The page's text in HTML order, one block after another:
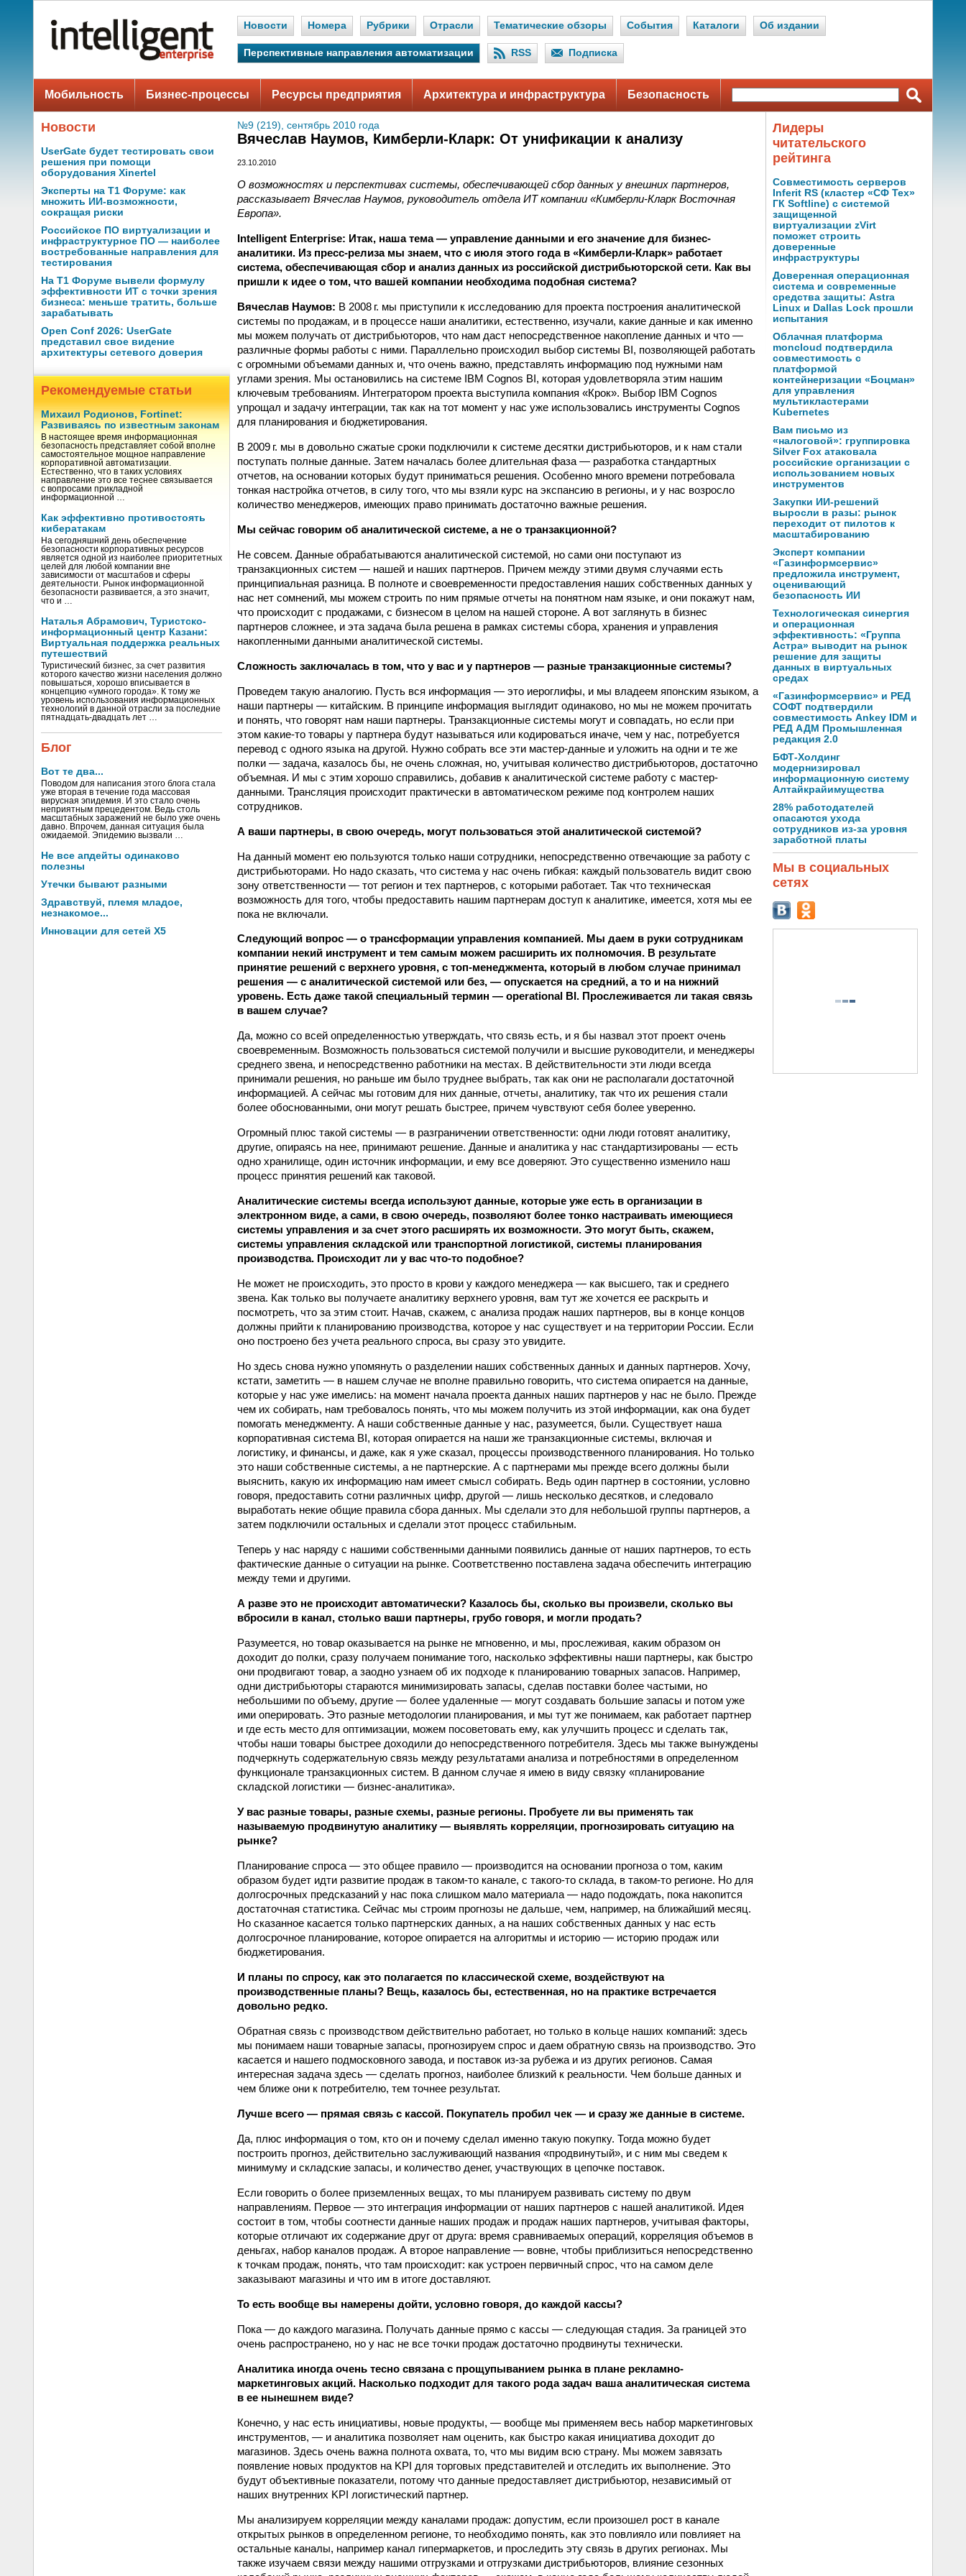
Новости Номера Рубрики Отрасли Тематические обзоры События Каталоги Об издании
Перспективные направления автоматизации RSS Подписка
Мобильность Бизнес-процессы Ресурсы предприятия Архитектура и инфраструктура Безопасность
Новости
UserGate будет тестировать свои
решения при помощи
оборудования Xinertel
Эксперты на Т1 Форуме: как
множить ИИ-возможности,
сокращая риски
Российское ПО виртуализации и
инфраструктурное ПО — наиболее
востребованные направления для
тестирования
На Т1 Форуме вывели формулу
эффективности ИТ с точки зрения
бизнеса: меньше тратить, больше
зарабатывать
Open Conf 2026: UserGate
представил свое видение
архитектуры сетевого доверия
Рекомендуемые статьи
Михаил Родионов, Fortinet:
Развиваясь по известным законам
В настоящее время информационная
безопасность представляет собой вполне
самостоятельное мощное направление
корпоративной автоматизации.
Естественно, что в таких условиях
направление это все теснее связывается
с вопросами прикладной
информационной …
Как эффективно противостоять
кибератакам
На сегодняшний день обеспечение
безопасности корпоративных ресурсов
является одной из наиболее приоритетных
целей для любой компании вне
зависимости от масштабов и сферы
деятельности. Рынок информационной
безопасности развивается, а это значит,
что и …
Наталья Абрамович, Туристско-
информационный центр Казани:
Виртуальная поддержка реальных
путешествий
Туристический бизнес, за счет развития
которого качество жизни населения должно
повышаться, хорошо вписывается в
концепцию «умного города». К тому же
уровень использования информационных
технологий в данной отрасли за последние
пятнадцать-двадцать лет …
Блог
Вот те два...
Поводом для написания этого блога стала
уже вторая в течение года массовая
вирусная эпидемия. И это стало очень
неприятным прецедентом. Ведь столь
масштабных заражений не было уже очень
давно. Впрочем, данная ситуация была
ожидаемой. Эпидемию вызвали …
Не все апдейты одинаково
полезны
Утечки бывают разными
Здравствуй, племя младое,
незнакомое...
Инновации для сетей X5
№9 (219), сентябрь 2010 года
Вячеслав Наумов, Кимберли‑Кларк: От унификации к анализу
23.10.2010
О возможностях и перспективах системы, обеспечивающей сбор данных у внешних партнеров,
рассказывает Вячеслав Наумов, руководитель отдела ИТ компании «Кимберли‑Кларк Восточная
Европа».
Intelligent Enterprise: Итак, наша тема — управление данными и его значение для бизнес-
аналитики. Из пресс-релиза мы знаем, что с июля этого года в «Кимберли-Кларк» работает
система, обеспечивающая сбор и анализ данных из российской дистрибьюторской сети. Как вы
пришли к идее о том, что вашей компании необходима подобная система?
Вячеслав Наумов: В 2008 г. мы приступили к исследованию для проекта построения аналитической
системы по продажам, и в процессе наши аналитики, естественно, изучали, какие данные и как именно
мы можем получать от дистрибьюторов, что нам даст непосредственное накопление данных и что —
различные формы работы с ними. Параллельно происходил выбор системы BI, позволяющей работать
с огромными объемами данных и, что очень важно, представлять информацию под нужными нам
углами зрения. Мы остановились на системе IBM Cognos BI, которая удовлетворяла этим нашим
ключевым требованиям. Интегратором проекта выступила компания «Крок». Выбор IBM Cognos
упрощал и задачу интеграции, так как на тот момент у нас уже использовались инструменты Cognos
для планирования и бюджетирования.
В 2009 г. мы в довольно сжатые сроки подключили к системе десятки дистрибьюторов, и к нам стали
поступать полные данные. Затем началась более длительная фаза — разработка стандартных
отчетов, на основании которых будут приниматься решения. Особенно много времени потребовала
тонкая настройка отчетов, в силу того, что мы взяли курс на экспансию в регионы, и у нас возросло
количество менеджеров, имеющих право принимать достаточно важные решения.
Мы сейчас говорим об аналитической системе, а не о транзакционной?
Не совсем. Данные обрабатываются аналитической системой, но сами они поступают из
транзакционных систем — нашей и наших партнеров. Причем между этими двумя случаями есть
принципиальная разница. В полноте и своевременности предоставления наших собственных данных у
нас нет сомнений, мы можем строить по ним прямые отчеты на понятном нам языке, и они покажут нам,
что происходит с продажами, с бизнесом в целом на нашей стороне. А вот заглянуть в бизнес
партнеров сложнее, и эта задача была решена в рамках системы сбора, хранения и управления
накопленными данными аналитической системы.
Сложность заключалась в том, что у вас и у партнеров — разные транзакционные системы?
Проведем такую аналогию. Пусть вся информация — это иероглифы, и мы владеем японским языком, а
наши партнеры — китайским. В принципе информация выглядит одинаково, но мы не можем прочитать
и понять, что говорят нам наши партнеры. Транзакционные системы могут и совпадать, но если при
этом какие‑то товары у партнера будут называться или кодироваться иначе, чем у нас, потребуется
перевод с одного языка на другой. Нужно собрать все эти мастер-данные и уложить на одни и те же
полки — задача, казалось бы, не очень сложная, но, учитывая количество дистрибьюторов, достаточно
объемная. И мы с этим хорошо справились, добавив к аналитической системе работу с мастер-
данными. Трансляция происходит практически в автоматическом режиме под контролем наших
сотрудников.
А ваши партнеры, в свою очередь, могут пользоваться этой аналитической системой?
На данный момент ею пользуются только наши сотрудники, непосредственно отвечающие за работу с
дистрибьюторами. Но надо сказать, что система у нас очень гибкая: каждый пользователь видит свою
зону ответственности — тот регион и тех партнеров, с которыми работает. Так что техниче­ская
возможность для того, чтобы предоставить нашим партнерам доступ к аналитике, имеется, хотя мы ее
пока не включали.
Следующий вопрос — о трансформации управления компанией. Мы даем в руки сотрудникам
компании некий инструмент и тем самым можем расширить их полномочия. В результате
принятие решений с верхнего уровня, с топ-менеджмента, который в любом случае принимал
решения — с аналитической системой или без, — опускается на средний, а то и на нижний
уровень. Есть даже такой специальный термин — operational BI. Прослеживается ли такая связь
в вашем случае?
Да, можно со всей определенностью утверждать, что связь есть, и я бы назвал этот проект очень
своевременным. Возможность пользоваться системой получили и высшие руководители, и менеджеры
среднего звена, и непосредственно работники на местах. В действительности эти люди всегда
принимали решения, но раньше им было труднее выбрать, так как они не располагали достаточной
информацией. А сейчас мы готовим для них данные, отчеты, аналитику, так что их решения стали
более обоснованными, они могут решать быстрее, причем чувствуют себя более уверенно.
Огромный плюс такой системы — в разграничении ответственности: одни люди готовят аналитику,
другие, опираясь на нее, принимают решение. Данные и аналитика у нас стандартизированы — есть
одно хранилище, один источник информации, и ему все доверяют. Это существенно изменило наш
процесс принятия решений как таковой.
Аналитические системы всегда используют данные, которые уже есть в организации в
электронном виде, а сами, в свою очередь, позволяют более тонко настраивать имеющиеся
системы управления и за счет этого расширять их возможности. Это могут быть, скажем,
системы управления складской или транспортной логистикой, системы планирования
производства. Происходит ли у вас что‑то подобное?
Не может не происходить, это просто в крови у каждого менеджера — как высшего, так и среднего
звена. Как только вы получаете аналитику верхнего уровня, вам тут же хочется ее раскрыть и
посмотреть, что за этим стоит. Начав, скажем, с анализа продаж наших партнеров, вы в конце концов
должны прийти к планированию производства, которое у нас существует и на территории России. Если
оно построено без учета реального спроса, вы сразу это увидите.
Но здесь снова нужно упомянуть о разделении наших собственных данных и данных партнеров. Хочу,
кстати, заметить — в нашем случае не вполне правильно говорить, что система опирается на данные,
которые у нас уже имелись: на момент начала проекта данных наших партнеров у нас не было. Прежде
чем их собирать, нам требовалось понять, что мы можем получить из этой информации, как она будет
помогать менеджменту. А наши собственные данные у нас, разумеется, были. Существует наша
корпоративная система BI, которая опирается на наши же транзакционные системы, включая и
логистику, и финансы, и даже, как я уже сказал, процессы производственного планирования. Но только
это наши собственные системы, а не партнерские. А с партнерами мы прежде всего должны были
выяснить, какую их информацию нам имеет смысл собирать. Ведь один партнер в состоянии, условно
говоря, предоставить сотни различных цифр, другой — лишь несколько десятков, и следовало
выработать некие общие правила сбора данных. Мы сделали это для небольшой группы партнеров, а
затем подключили остальных и сделали этот процесс стабильным.
Теперь у нас наряду с нашими собственными данными появились данные от наших партнеров, то есть
фактические данные о ситуации на рынке. Соответственно поставлена задача обеспечить интеграцию
между теми и другими.
А разве это не происходит автоматически? Казалось бы, сколько вы произвели, сколько вы
вбросили в канал, столько ваши партнеры, грубо говоря, и могли продать?
Разумеется, но товар оказывается на рынке не мгновенно, и мы, прослеживая, каким образом он
доходит до полки, сразу получаем понимание того, насколько эффективны наши партнеры, как быстро
они продвигают товар, а заодно узнаем об их подходе к планированию товарных запасов. Например,
одни дистрибьюторы стараются минимизировать запасы, сделав поставки более частыми, но
небольшими по объему, другие — более удаленные — могут создавать большие запасы и потом уже
ими оперировать. Это разные методологии планирования, и мы тут же понимаем, как работает партнер
и где есть место для оптимизации, можем посоветовать ему, как улучшить процесс и сделать так,
чтобы наши товары быстрее доходили до непосред­ственного потребителя. Здесь мы также вынуждены
подчеркнуть содержательную связь между результатами анализа и потребностями в определенном
функционале транзакционных систем. В данном случае я имею в виду связку «планирование
складской логистики — бизнес-аналитика».
У вас разные товары, разные схемы, разные регионы. Пробуете ли вы применять так
называемую продвинутую аналитику — выявлять корреляции, прогнозировать ситуацию на
рынке?
Планирование спроса — это общее правило — производится на основании прогноза о том, каким
образом будет идти развитие продаж в таком‑то канале, с такого‑то склада, в таком‑то регионе. Но для
долгосрочных предсказаний у нас пока слишком мало материала — надо подождать, пока накопится
достаточная статистика. Сейчас мы строим прогнозы не дальше, чем, например, на ближайший месяц.
Но сказанное касается только партнерских данных, а на наших собственных данных у нас есть
долгосрочное планирование, которое опирается на алгоритмы и историю — историю продаж или
бюджетирования.
И планы по спросу, как это полагается по классической схеме, воздействуют на
производственные планы? Вещь, казалось бы, естественная, но на практике встречается
довольно редко.
Обратная связь с производством действительно работает, но только в кольце наших компаний: здесь
мы понимаем наши товарные запасы, прогнозируем спрос и даем обратную связь на производство. Это
касается и нашего подмосковного завода, и поставок из‑за рубежа и из других регионов. Самая
интересная задача здесь — сделать прогноз, наиболее близкий к реальности. Чем больше данных и
чем ближе они к потребителю, тем точнее результат.
Лучше всего — прямая связь с кассой. Покупатель пробил чек — и сразу же данные в системе.
Да, плюс информация о том, кто он и почему сделал именно такую покупку. Тогда можно будет
построить прогноз, действительно заслуживающий названия «продвинутый», и с ним мы сведем к
минимуму и складские запасы, и количество денег, участвующих в цепочке поставок.
Если говорить о более приземленных вещах, то мы планируем развивать систему по двум
направлениям. Первое — это интеграция информации от наших партнеров с нашей аналитикой. Идея
состоит в том, чтобы соотнести данные наших продаж и продаж наших партнеров, учитывая факторы,
которые отличают их содержание друг от друга: время сравниваемых операций, корреляция объемов в
деньгах, набор каналов продаж. А второе направление — вовне, чтобы приблизиться непосредственно
к точкам продаж, понять, что там происходит: как устроен первичный спрос, что на самом деле
заказывают магазины и что им в итоге доставляют.
То есть вообще вы намерены дойти, условно говоря, до каждой кассы?
Пока — до каждого магазина. Получать данные прямо с кассы — следующая стадия. За границей это
очень распространено, но у нас не все точки продаж достаточно продвинуты технически.
Аналитика иногда очень тесно связана с прощупыванием рынка в плане рекламно-
маркетинговых акций. Насколько подходит для такого рода задач ваша аналитическая система
в ее нынешнем виде?
Конечно, у нас есть инициативы, новые продукты, — вообще мы применяем весь набор маркетинговых
инструментов, — и аналитика позволяет нам оценить, как быстро какая инициатива доходит до
магазинов. Здесь очень важна полнота охвата, то, что мы видим всю страну. Мы можем завязать
появление новых продуктов на KPI для торговых представителей и отследить их выполнение. Это
будут объективные показатели, потому что данные предоставляет дистрибьютор, независимый от
наших внутренних KPI логистиче­ский партнер.
Мы анализируем корреляции между каналами продаж: допустим, если произошел рост в канале
открытых рынков в определенном регионе, то необходимо понять, как это повлияло или повлияет на
остальные каналы, например канал гипермаркетов, и проследить эту связь в других регионах. Мы
также изучаем связи между нашими отгрузками и отгрузками дистрибьюторов, влияние сезонных
Лидеры
читательского
рейтинга
Совместимость серверов
Inferit RS (кластер «СФ Тех»
ГК Softline) с системой
защищенной
виртуализации zVirt
поможет строить
доверенные
инфраструктуры
Доверенная операционная
система и современные
средства защиты: Astra
Linux и Dallas Lock прошли
испытания
Облачная платформа
moncloud подтвердила
совместимость с
платформой
контейнеризации «Боцман»
для управления
мультикластерами
Kubernetes
Вам письмо из
«налоговой»: группировка
Silver Fox атаковала
российские организации с
использованием новых
инструментов
Закупки ИИ-решений
выросли в разы: рынок
переходит от пилотов к
масштабированию
Эксперт компании
«Газинформсервис»
предложила инструмент,
оценивающий
безопасность ИИ
Технологическая синергия
и операционная
эффективность: «Группа
Астра» выводит на рынок
решение для защиты
данных в виртуальных
средах
«Газинформсервис» и РЕД
СОФТ подтвердили
совместимость Ankey IDM и
РЕД АДМ Промышленная
редакция 2.0
БФТ-Холдинг
модернизировал
информационную систему
Алтайкрайимущества
28% работодателей
опасаются ухода
сотрудников из-за уровня
заработной платы
Мы в социальных
сетях